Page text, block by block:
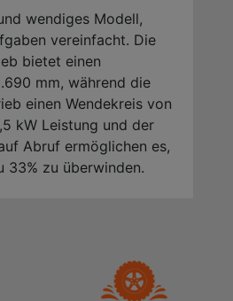
wendiges Modell,
vereinfacht. Die
bietet einen
mm, während die
einen Wendekreis von
kW Leistung und der
Abruf ermöglichen es,
33% zu überwinden.